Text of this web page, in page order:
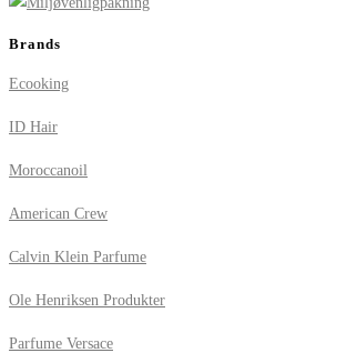
Brands
Ecooking
ID Hair
Moroccanoil
American Crew
Calvin Klein Parfume
Ole Henriksen Produkter
Parfume Versace